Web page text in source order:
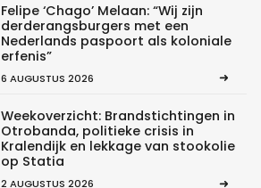
Felipe ‘Chago’ Melaan: “Wij zijn
derderangsburgers met een
Nederlands paspoort als koloniale
erfenis”
6 AUGUSTUS 2026
Weekoverzicht: Brandstichtingen in
Otrobanda, politieke crisis in
Kralendijk en lekkage van stookolie
op Statia
2 AUGUSTUS 2026